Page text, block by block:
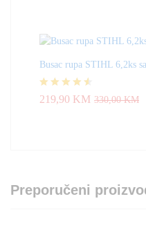
Busac rupa STIHL 6,2ks
Ocjenjeno
219,90 KM 330,00KM
Preporučeni